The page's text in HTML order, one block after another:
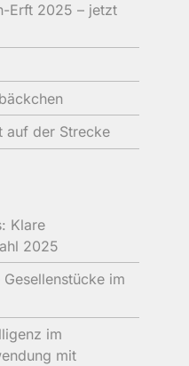
Erft 2025 – jetzt
auf der Strecke
Klare
2025
im
im
mit